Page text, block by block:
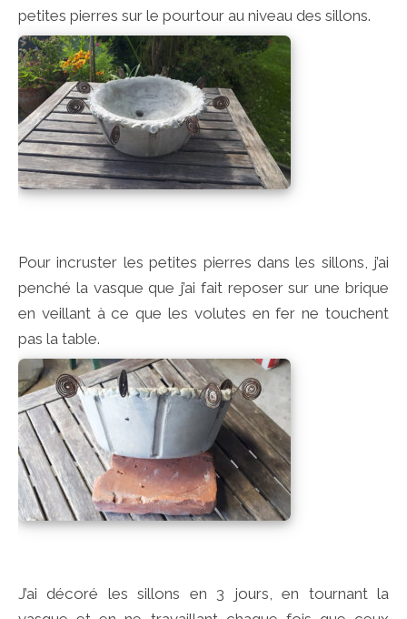
petites pierres sur le pourtour au niveau des sillons.
Pour incruster les petites pierres dans les sillons, j’ai
penché la vasque que j’ai fait reposer sur une brique
en veillant à ce que les volutes en fer ne touchent
pas la table.
J’ai décoré les sillons en 3 jours, en tournant la